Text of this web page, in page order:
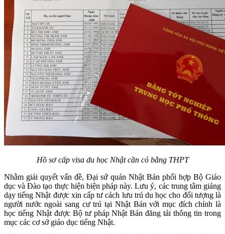
Hồ sơ cấp visa du học Nhật cần có bằng THPT
Nhằm giải quyết vấn đề, Đại sứ quán Nhật Bản phối hợp Bộ Giáo
dục và Đào tạo thực hiện biện pháp này. Lưu ý, các trung tâm giảng
dạy tiếng Nhật được xin cấp tư cách lưu trú du học cho đối tượng là
người nước ngoài sang cư trú tại Nhật Bản với mục đích chính là
học tiếng Nhật được Bộ tư pháp Nhật Bản đăng tải thông tin trong
mục các cơ sở giáo dục tiếng Nhật.